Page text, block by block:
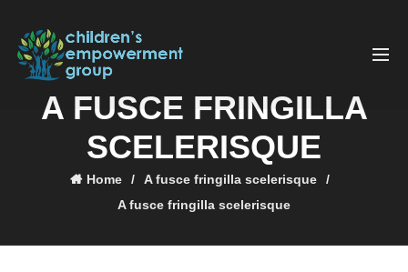
A FUSCE FRINGILLA
SCELERISQUE
Home
A fusce fringilla scelerisque
A fusce fringilla scelerisque